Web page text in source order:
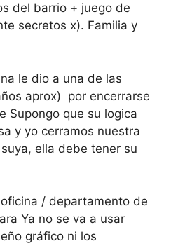
del barrio + juego de
secretos x). Familia y
le dio a una de las
aprox) por encerrarse
Supongo que su logica
y yo cerramos nuestra
ella debe tener su
/ departamento de
Ya no se va a usar
gráfico ni los